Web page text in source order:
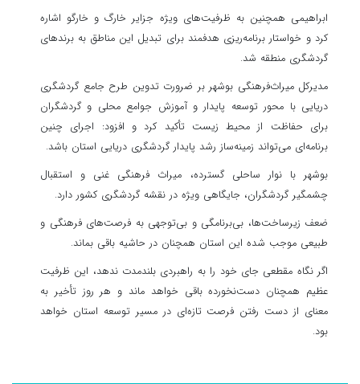
ابراهیمی همچنین به ظرفیت‌های ویژه جزایر خارگ و خارگو اشاره
کرد و خواستار برنامه‌ریزی هدفمند برای تبدیل این مناطق به برندهای
گردشگری منطقه شد.
مدیرکل میراث‌فرهنگی بوشهر بر ضرورت تدوین طرح جامع گردشگری
دریایی با محور توسعه پایدار و آموزش جوامع محلی و گردشگران
برای حفاظت از محیط زیست تأکید کرد و افزود: اجرای چنین
برنامه‌ای می‌تواند زمینه‌ساز رشد پایدار گردشگری دریایی استان باشد.
بوشهر با نوار ساحلی گسترده، میراث فرهنگی غنی و استقبال
چشمگیر گردشگران، جایگاهی ویژه در نقشه گردشگری کشور دارد.
ضعف زیرساخت‌ها، بی‌برنامگی و بی‌توجهی به فرصت‌های فرهنگی و
طبیعی موجب شده این استان همچنان در حاشیه باقی بماند.
اگر نگاه مقطعی جای خود را به راهبردی بلندمدت ندهد، این ظرفیت
عظیم همچنان دست‌نخورده باقی خواهد ماند و هر روز تأخیر به
معنای از دست رفتن فرصت تازه‌ای در مسیر توسعه استان خواهد
بود.